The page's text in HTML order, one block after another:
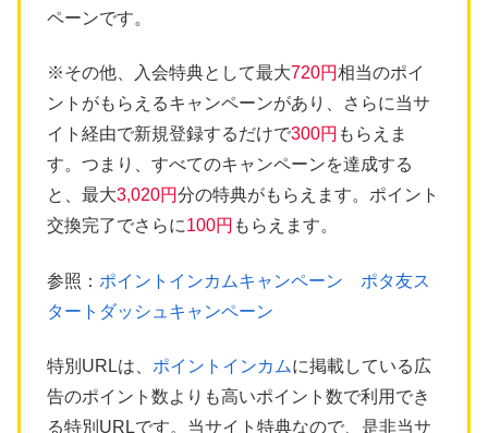
ペーンです。
※その他、入会特典として最大720円相当のポイ
ントがもらえるキャンペーンがあり、さらに当サ
イト経由で新規登録するだけで300円 もらえま
す。つまり、すべてのキャンペーンを達成する
と、最大3,020円分の特典がもらえます。ポイント
交換完了でさらに100円 もらえます。
参照： ポイントインカムキャンペーン ポタ友ス
タートダッシュキャンペーン
特別URLは、 ポイントインカムに掲載している広
告のポイント数よりも高いポイント数で利用でき
る特別URLです。当サイト特典なので、是非当サ